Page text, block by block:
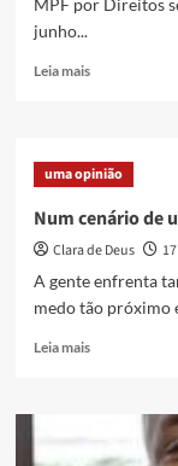
MPF por Direitos
junho...
Leia maisRead
promove
encontro
movimentos
sociais
Fluminense
uma opinião
Num cenário de
Clara de Deus
A gente enfrenta
medo tão próximo
Leia maisRead
de